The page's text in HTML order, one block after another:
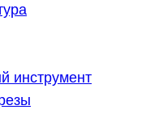
инструмент